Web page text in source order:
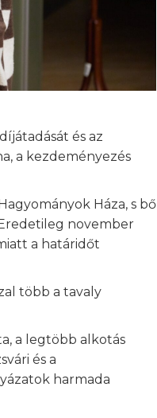
és az
a kezdeményezés
Háza, s bő
november
a határidőt
több a tavaly
a legtöbb alkotás
és a
harmada